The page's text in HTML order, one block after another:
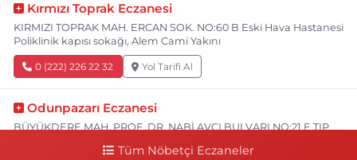
Kırmızı Toprak Eczanesi
KIRMIZI TOPRAK MAH. ERCAN SOK. NO:60 B Eski Hava Hastanesi
Poliklinik kapısı sokağı, Alem Cami Yakını
0 (222) 226 22 32 Yol Tarifi Al
Odunpazarı Eczanesi
BÜYÜKDERE MAH. PROF. DR. NABİ AVCI BULVARI NO:21 E TIP
Tüm Nöbetçi Eczaneler